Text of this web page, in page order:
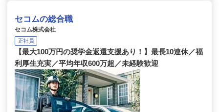
セコムの総合職
セコム株式会社
正社員
【最大100万円の奨学金返還支援あり！】最長10連休／福
利厚生充実／平均年収600万超／未経験歓迎